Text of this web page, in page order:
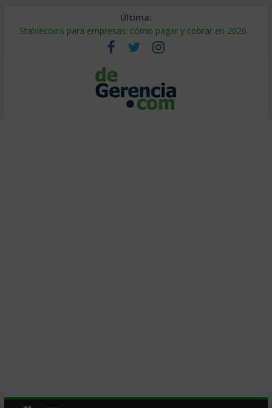
Última:
Stablecoins para empresas: cómo pagar y cobrar en 2026
Despido silencioso: qué es y por qué sale tan caro
IA en selección de personal: cómo auditarla a tiempo
Trabajo forzoso en la cadena de suministro: qué hacer
Mercado hispano de EE. UU.: cómo segmentarlo y venderle